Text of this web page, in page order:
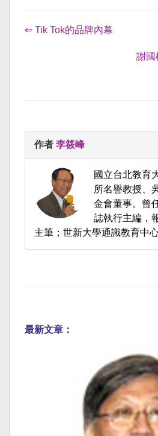
⇐ Tik Tok的品牌內幕
謝
作者 李筱峰
國立台北教育
所名譽教授、
金會董事。曾
誌執行主編，
主筆；世新大學通識教育中
最新文章：